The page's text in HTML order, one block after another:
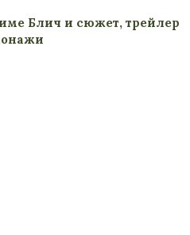
Блич и сюжет, трейлер